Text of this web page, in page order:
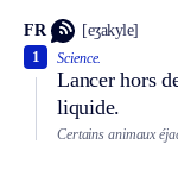
FR [eʒakyle]
Science.
Lancer hors
liquide.
1
Certains animaux